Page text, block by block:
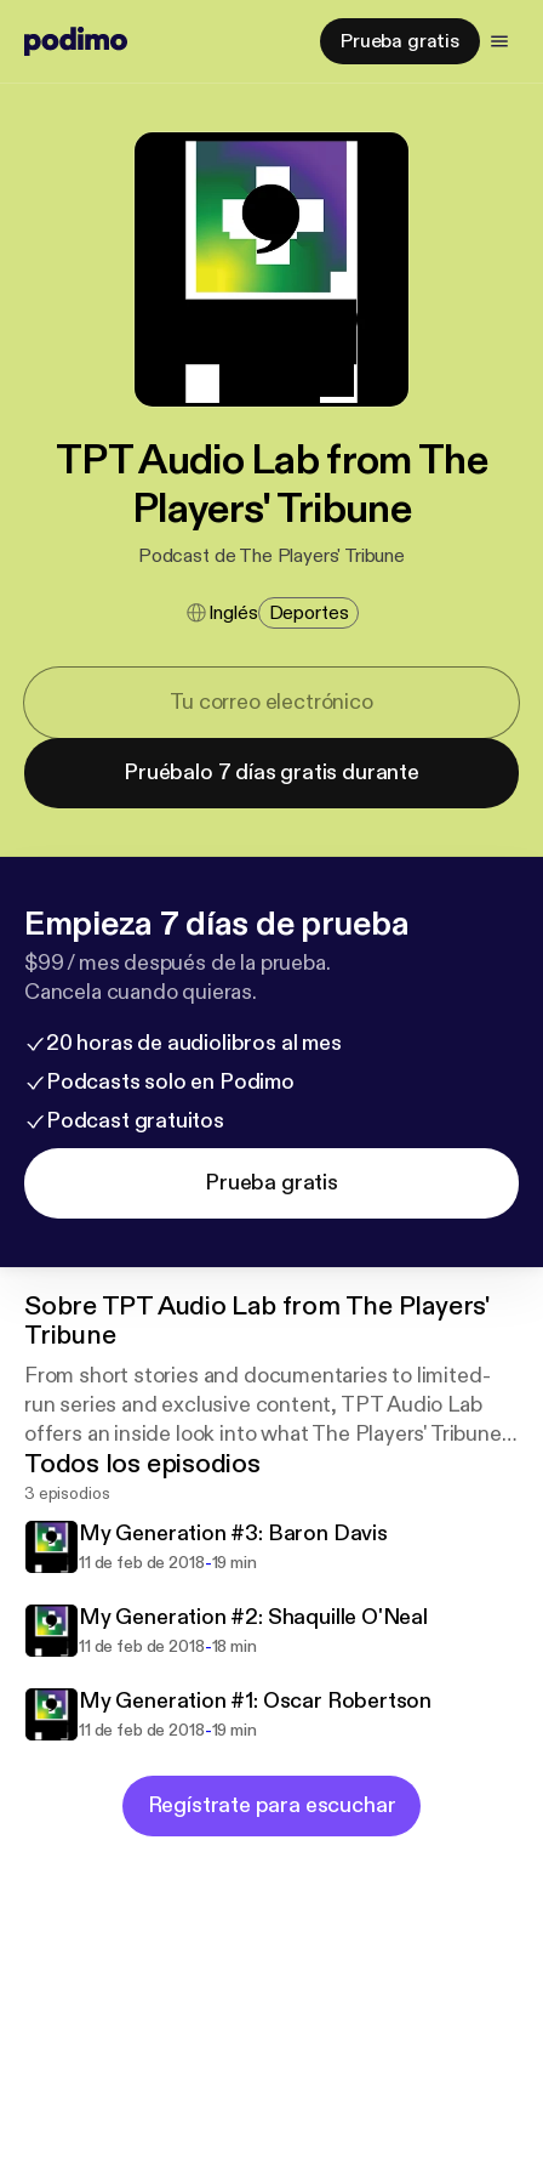
Prueba gratis
TPT Audio Lab from The
Players' Tribune
Podcast de The Players' Tribune
Inglés Deportes
Pruébalo 7 días gratis durante
Empieza 7 días de prueba
$99 / mes después de la prueba.
Cancela cuando quieras.
20 horas de audiolibros al mes
Podcasts solo en Podimo
Podcast gratuitos
Prueba gratis
SobreTPT Audio Lab from The Players'
Tribune
From short stories and documentaries to limited-
run series and exclusive content, TPT Audio Lab
offers an inside look into what The Players' Tribune
does best: provide the world's best athletes with
the tools to tell their own stories, in their own way.
Todos los episodios
3 episodios
My Generation #3: Baron Davis
11 de feb de 2018-19 min
My Generation #2: Shaquille O'Neal
11 de feb de 2018-18 min
My Generation #1: Oscar Robertson
11 de feb de 2018-19 min
Regístrate para escuchar